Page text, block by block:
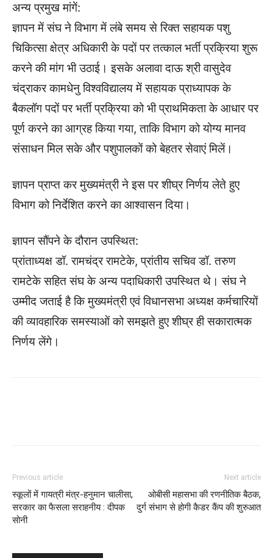
अन्य प्रमुख मांगें:
ज्ञापन में संघ ने विभाग में लंबे समय से रिक्त सहायक पशु
चिकित्सा क्षेत्र अधिकारी के पदों पर तत्काल भर्ती प्रक्रिया शुरू
करने की मांग भी उठाई। इसके अलावा दाऊ श्री वासुदेव
चंद्राकर कामधेनु विश्वविद्यालय में सहायक प्राध्यापक के
बैकलॉग पदों पर भर्ती प्रक्रिया को भी प्राथमिकता के आधार पर
पूर्ण करने का आग्रह किया गया, ताकि विभाग को योग्य मानव
संसाधन मिल सके और पशुपालकों को बेहतर सेवाएं मिलें।
ज्ञापन प्राप्त कर मुख्यमंत्री ने इस पर शीघ्र निर्णय लेते हुए
विभाग को निर्देशित करने का आश्वासन दिया।
ज्ञापन सौंपने के दौरान उपस्थित:
प्रांताध्यक्ष डॉ. रामचंद्र रामटेके, प्रांतीय सचिव डॉ. तरुण
रामटेके सहित संघ के अन्य पदाधिकारी उपस्थित थे। संघ ने
उम्मीद जताई है कि मुख्यमंत्री एवं विधानसभा अध्यक्ष कर्मचारियों
की व्यावहारिक समस्याओं को समझते हुए शीघ्र ही सकारात्मक
निर्णय लेंगे।
Previous article
स्कूलों में गायत्री मंत्र-हनुमान चालीसा,
सरकार का फैसला सराहनीय : दीपक
सोनी
Next article
ओबीसी महासभा की रणनीतिक बैठक,
दुर्ग संभाग से होगी कैडर कैंप की शुरुआत